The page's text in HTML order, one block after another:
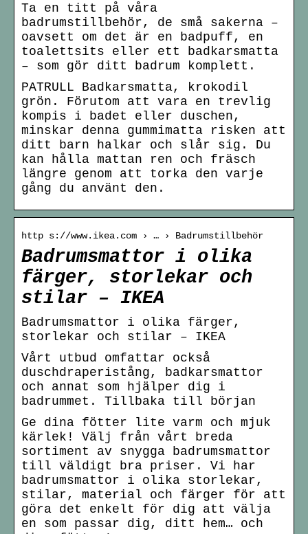
Ta en titt på våra
badrumstillbehör, de små sakerna –
oavsett om det är en badpuff, en
toalettsits eller ett badkarsmatta
– som gör ditt badrum komplett.
PATRULL Badkarsmatta, krokodil
grön. Förutom att vara en trevlig
kompis i badet eller duschen,
minskar denna gummimatta risken att
ditt barn halkar och slår sig. Du
kan hålla mattan ren och fräsch
längre genom att torka den varje
gång du använt den.
http s://www.ikea.com › … › Badrumstillbehör
Badrumsmattor i olika
färger, storlekar och
stilar – IKEA
Badrumsmattor i olika färger,
storlekar och stilar – IKEA
Vårt utbud omfattar också
duschdraperistång, badkarsmattor
och annat som hjälper dig i
badrummet. Tillbaka till början
Ge dina fötter lite varm och mjuk
kärlek! Välj från vårt breda
sortiment av snygga badrumsmattor
till väldigt bra priser. Vi har
badrumsmattor i olika storlekar,
stilar, material och färger för att
göra det enkelt för dig att välja
en som passar dig, ditt hem… och